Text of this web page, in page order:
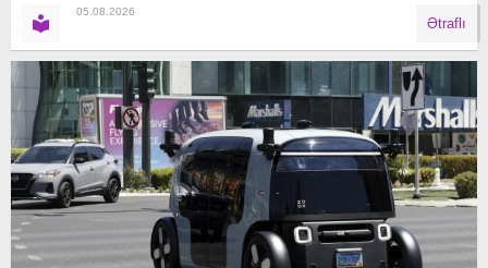
05.08.2026
Ətraflı